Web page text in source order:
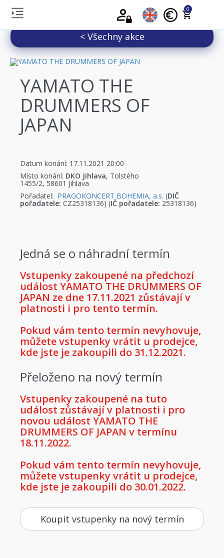
0
< Všechny akce
YAMATO THE
DRUMMERS OF
JAPAN
Datum konání: 17.11.2021 20:00
Místo konání: DKO Jihlava, Tolstého
1455/2, 58601 Jihlava
Pořadatel: PRAGOKONCERT BOHEMIA, a.s. (DIČ
pořadatele: CZ25318136) (IČ pořadatele: 25318136)
Jedná se o náhradní termín
Vstupenky zakoupené na předchozí
událost YAMATO THE DRUMMERS OF
JAPAN ze dne 17.11.2021 zůstávají v
platnosti i pro tento termín.
Pokud vám tento termín nevyhovuje,
můžete vstupenky vrátit u prodejce,
kde jste je zakoupili do 31.12.2021.
Přeloženo na nový termín
Vstupenky zakoupené na tuto
událost zůstávají v platnosti i pro
novou událost YAMATO THE
DRUMMERS OF JAPAN v termínu
18.11.2022.
Pokud vám tento termín nevyhovuje,
můžete vstupenky vrátit u prodejce,
kde jste je zakoupili do 30.01.2022.
Koupit vstupenky na nový termín